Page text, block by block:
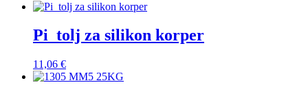
Pi_tolj za silikon korper
11,06 €